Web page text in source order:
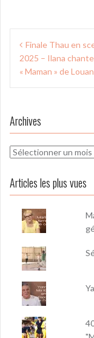
Navigation
de
l’article
Finale Thau en
2025 – Ilana chante
« Maman » de
Archives
Archives
Articles les plus vues